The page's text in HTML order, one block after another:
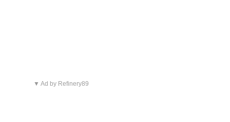
▼ Ad by Refinery89